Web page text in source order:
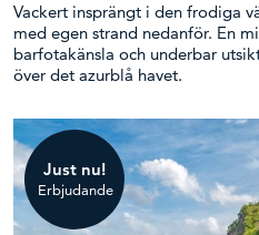
Vackert insprängt i den frodiga
med egen strand nedanför. En
barfotakänsla och underbar
över det azurblå havet.
Just nu!
Erbjudande